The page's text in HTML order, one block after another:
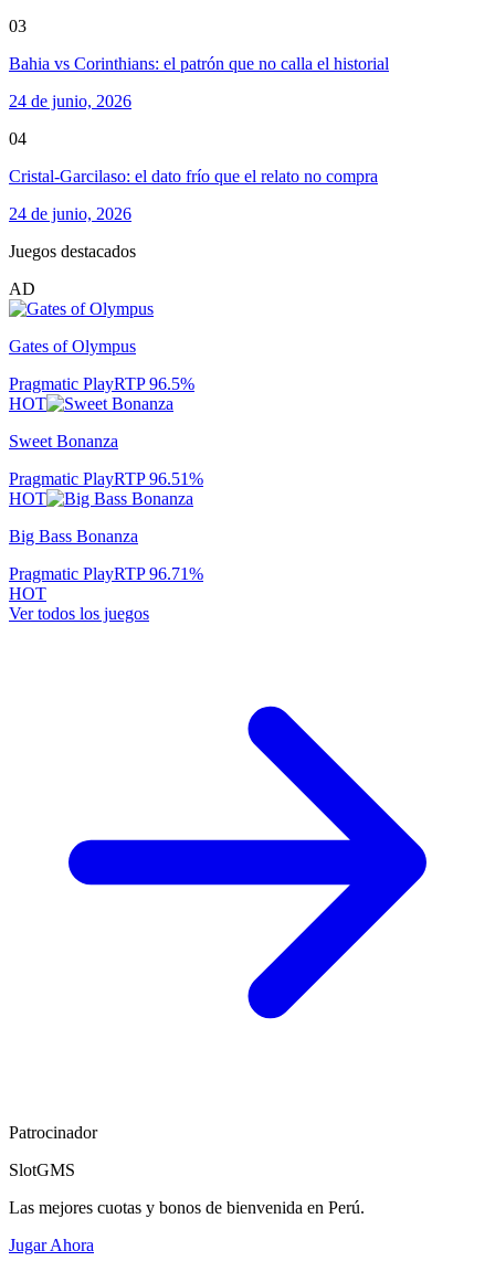
03
Bahia vs Corinthians: el patrón que no calla el historial
24 de junio, 2026
04
Cristal-Garcilaso: el dato frío que el relato no compra
24 de junio, 2026
Juegos destacados
AD
Gates of Olympus
Pragmatic PlayRTP96.5%
HOT
Sweet Bonanza
Pragmatic PlayRTP96.51%
HOT
Big Bass Bonanza
Pragmatic PlayRTP96.71%
HOT
Ver todos los juegos
Patrocinador
SlotGMS
Las mejores cuotas y bonos de bienvenida en Perú.
Jugar Ahora